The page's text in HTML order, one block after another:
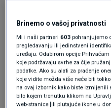
Gradonačelnik sam
razlike."
Sprema li
HDZ-om?
Brinemo o vašoj privatnosti
Mi i naši partneri 603 pohranjujemo
pregledavanju ili jedinstveni
uređaju. Odabirom opcije
koje podržavaju svrhe za čije
podatke. Ako su alati za praćenje
koje vidite možda više neće biti
na ovaj izbornik kako biste izmijenili
bilo kojem trenutku klikom na
web-stranice [ili plutajuće ikone u